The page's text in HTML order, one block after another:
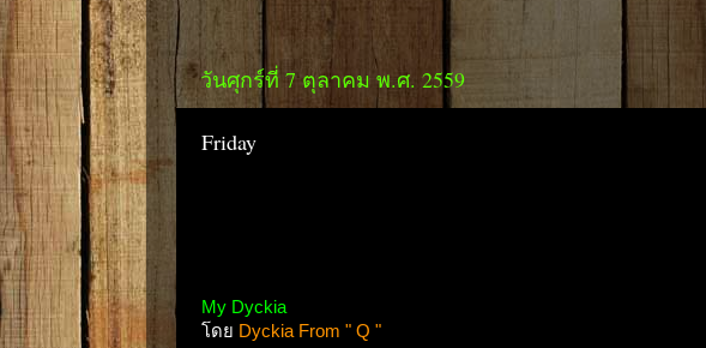
วันศุกร์ที่ 7 ตุลาคม พ.ศ. 2559
Friday
My Dyckia
โดย Dyckia From " Q "